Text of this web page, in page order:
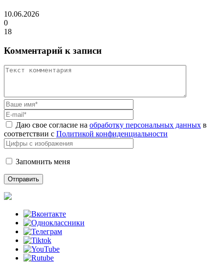
10.06.2026
0
18
Комментарий к записи
Даю свое согласие на обработку персональных данных в
соответствии с Политикой конфиденциальности
Запомнить меня